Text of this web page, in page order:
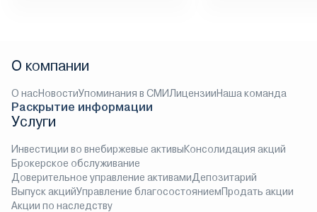
О компании
О насНовостиУпоминания в СМИЛицензииНаша команда
Раскрытие информации
Услуги
Инвестиции во внебиржевые активыКонсолидация акций
Брокерское обслуживание
Доверительное управление активамиДепозитарий
Выпуск акцийУправление благосостояниемПродать акции
Акции по наследству